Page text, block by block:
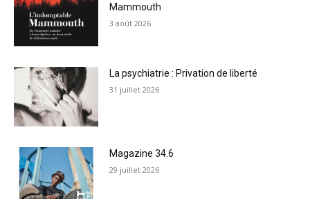
Mammouth
3 août 2026
La psychiatrie : Privation de liberté
31 juillet 2026
Magazine 34.6
29 juillet 2026